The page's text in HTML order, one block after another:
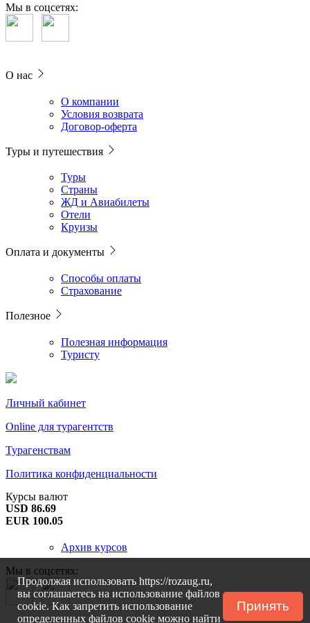
Продолжая использовать https://rozaug.ru,
вы соглашаетесь на использование файлов
cookie. Как запретить использование
определенных файлов cookie можно найти
Принять
Мы в соцсетях:
О нас
О компании
Условия возврата
Договор-оферта
Туры и путешествия
Туры
Страны
ЖД и Авиабилеты
Отели
Круизы
Оплата и документы
Способы оплаты
Страхование
Полезное
Полезная информация
Туристу
Личный кабинет
Online для турагентств
Турагенствам
Политика конфиденциальности
Курсы валют
USD 86.69
EUR 100.05
Архив курсов
Мы в соцсетях: